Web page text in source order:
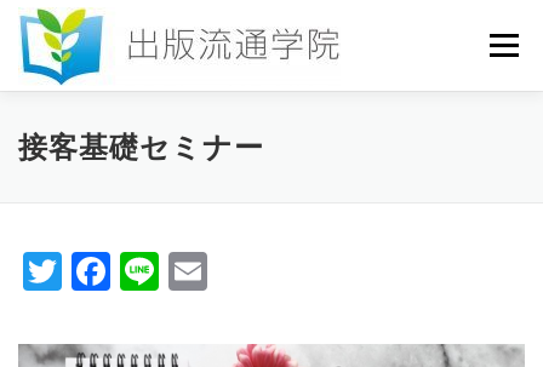
メニュー
HOME セミナー
接客基礎セミナー
Twitter
Facebook
Line